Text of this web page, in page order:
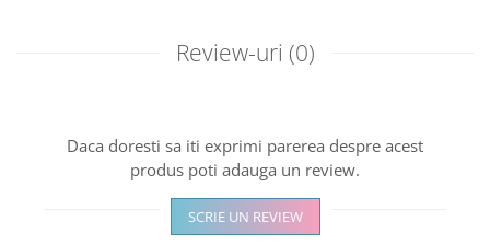
Review-uri (0)
Daca doresti sa iti exprimi parerea despre acest
produs poti adauga un review.
SCRIE UN REVIEW